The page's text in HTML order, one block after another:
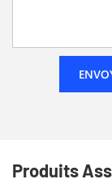
Produits